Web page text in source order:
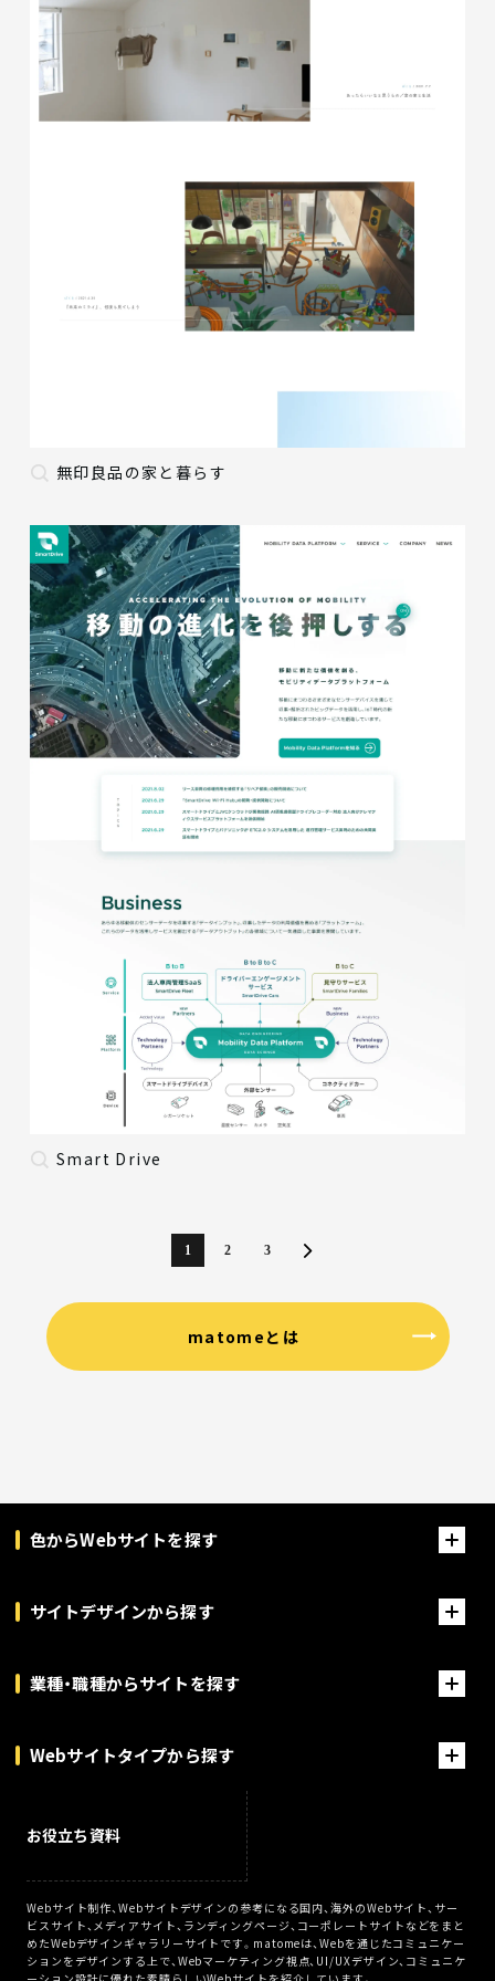
無印良品の家と暮らす
Smart Drive
1 2 3
matomeとは
色からWebサイトを探す
サイトデザインから探す
業種・職種からサイトを探す
Webサイトタイプから探す
お役立ち資料
Webサイト制作、Webサイトデザインの参考になる国内、海外のWebサイト、サー
ビスサイト、メディアサイト、ランディングページ、コーポレートサイトなどをまと
めたWebデザインギャラリーサイトです。matomeは、Webを通じたコミュニケー
ションをデザインする上で、Webマーケティング視点、UI/UXデザイン、コミュニケ